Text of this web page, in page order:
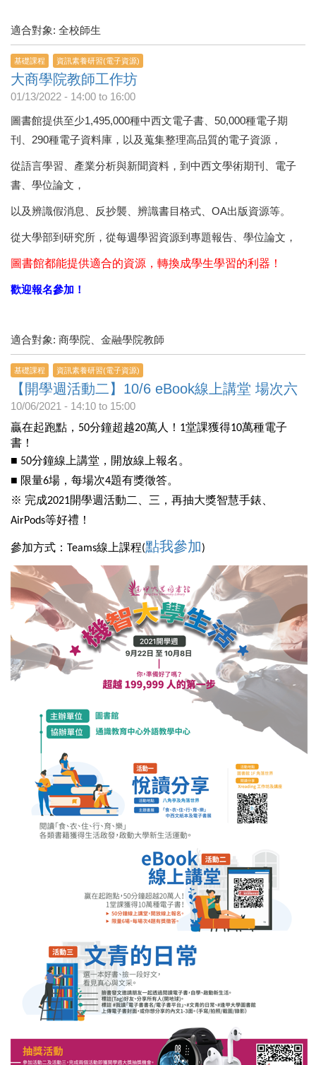
適合對象: 全校師生
基礎課程 資訊素養研習(電子資源)
大商學院教師工作坊
01/13/2022 - 14:00 to 16:00
圖書館提供至少1,495,000種中西文電子書、50,000種電子期
刊、290種電子資料庫，以及蒐集整理高品質的電子資源，
從語言學習、產業分析與新聞資料，到中西文學術期刊、電子
書、學位論文，
以及辨識假消息、反抄襲、辨識書目格式、OA出版資源等。
從大學部到研究所，從每週學習資源到專題報告、學位論文，
圖書館都能提供適合的資源，轉換成學生學習的利器！
歡迎報名參加！
適合對象: 商學院、金融學院教師
基礎課程 資訊素養研習(電子資源)
【開學週活動二】10/6 eBook線上講堂 場次六
10/06/2021 - 14:10 to 15:00
贏在起跑點，50分鐘超越20萬人！1堂課獲得10萬種電子
書！
■ 50分鐘線上講堂，開放線上報名。
■ 限量6場，每場次4題有獎徵答。
※ 完成2021開學週活動二、三，再抽大獎智慧手錶、
AirPods等好禮！
參加方式：Teams線上課程(點我參加)